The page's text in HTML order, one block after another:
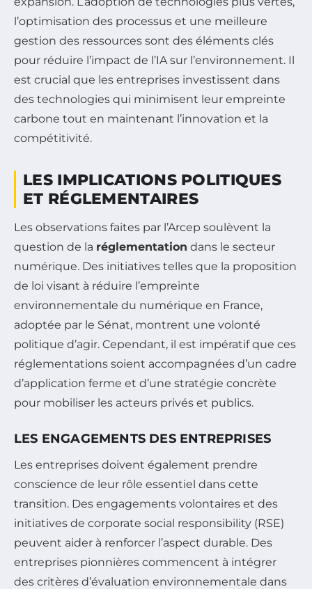
l’optimisation des processus et une meilleure
gestion des ressources sont des éléments clés
pour réduire l’impact de l’IA sur l’environnement. Il
est crucial que les entreprises investissent dans
des technologies qui minimisent leur empreinte
carbone tout en maintenant l’innovation et la
compétitivité.
LES IMPLICATIONS POLITIQUES
ET RÉGLEMENTAIRES
Les observations faites par l’Arcep soulèvent la
question de la réglementation dans le secteur
numérique. Des initiatives telles que la proposition
de loi visant à réduire l’empreinte
environnementale du numérique en France,
adoptée par le Sénat, montrent une volonté
politique d’agir. Cependant, il est impératif que ces
réglementations soient accompagnées d’un cadre
d’application ferme et d’une stratégie concrète
pour mobiliser les acteurs privés et publics.
LES ENGAGEMENTS DES ENTREPRISES
Les entreprises doivent également prendre
conscience de leur rôle essentiel dans cette
transition. Des engagements volontaires et des
initiatives de corporate social responsibility (RSE)
peuvent aider à renforcer l’aspect durable. Des
entreprises pionnières commencent à intégrer
des critères d’évaluation environnementale dans